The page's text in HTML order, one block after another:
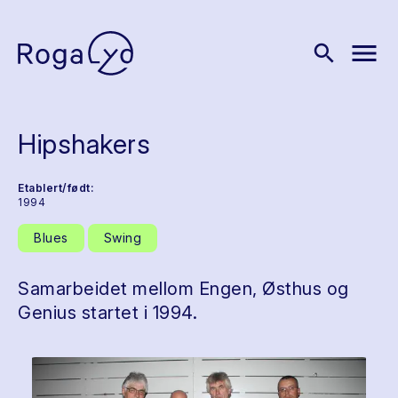
search menu
Hipshakers
Etablert/født:
1994
Blues Swing
Samarbeidet mellom Engen, Østhus og
Genius startet i 1994.